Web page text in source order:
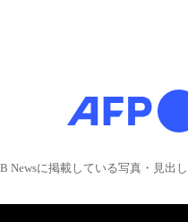
Newsに掲載している写真・見出